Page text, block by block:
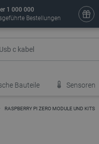
1 000 000
Bestellungen
Bauteile Sensoren
RASPBERRY PI ZERO MODULE UND KITS